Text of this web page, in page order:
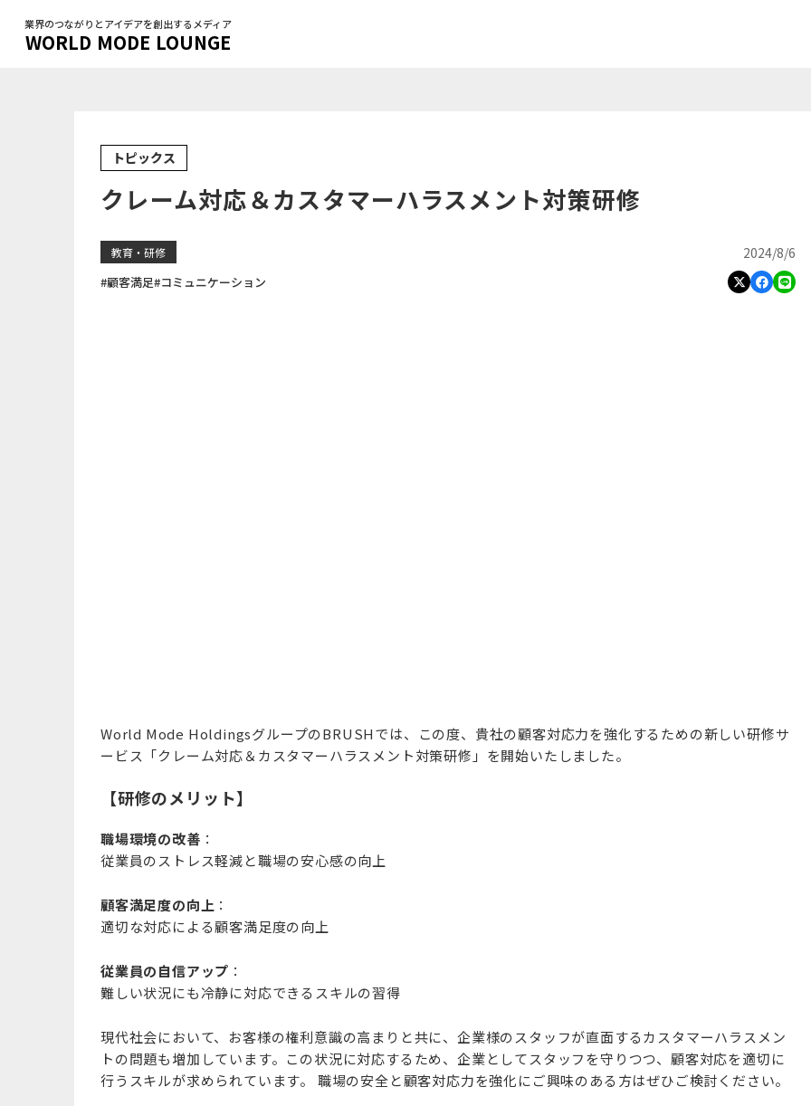
業界のつながりとアイデアを創出するメディア
WORLD MODE LOUNGE
トピックス
クレーム対応＆カスタマーハラスメント対策研修
教育・研修 2024/8/6
#顧客満足#コミュニケーション
World Mode HoldingsグループのBRUSHでは、この度、貴社の顧客対応力を強化するための新しい研修サ
ービス「クレーム対応＆カスタマーハラスメント対策研修」を開始いたしました。
【研修のメリット】
職場環境の改善 ：
従業員のストレス軽減と職場の安心感の向上
顧客満足度の向上 ：
適切な対応による顧客満足度の向上
従業員の自信アップ ：
難しい状況にも冷静に対応できるスキルの習得
現代社会において、お客様の権利意識の高まりと共に、企業様のスタッフが直面するカスタマーハラスメン
トの問題も増加しています。この状況に対応するため、企業としてスタッフを守りつつ、顧客対応を適切に
行うスキルが求められています。 職場の安全と顧客対応力を強化にご興味のある方はぜひご検討ください。